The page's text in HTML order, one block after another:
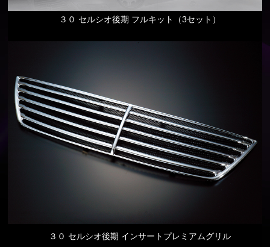
３０ セルシオ後期 フルキット（3セット）
３０ セルシオ後期 インサートプレミアムグリル